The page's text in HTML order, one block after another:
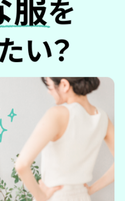
3サイトでの購入価格を比
ます。
るのはぐっすりずむ公式サ
してみる！／